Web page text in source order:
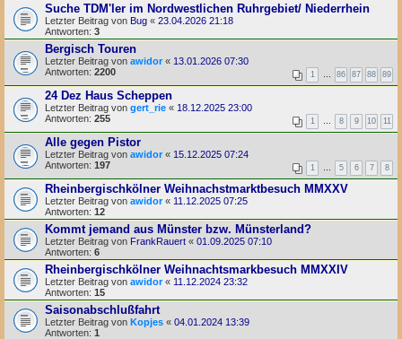
Suche TDM'ler im Nordwestlichen Ruhrgebiet/ Niederrhein
Letzter Beitrag von Bug « 23.04.2026 21:18
Antworten: 3
Bergisch Touren
Letzter Beitrag von awidor « 13.01.2026 07:30
Antworten: 2200 1 86 87 88 89
24 Dez Haus Scheppen
Letzter Beitrag von gert_rie « 18.12.2025 23:00
Antworten: 255 1 8 9 10 11
Alle gegen Pistor
Letzter Beitrag von awidor « 15.12.2025 07:24
Antworten: 197 1 5 6 7 8
Rheinbergischkölner Weihnachstmarktbesuch MMXXV
Letzter Beitrag von awidor« 11.12.2025 07:25
Antworten: 12
Kommt jemand aus Münster bzw. Münsterland?
Letzter Beitrag von FrankRauert « 01.09.2025 07:10
Antworten: 6
Rheinbergischkölner Weihnachtsmarkbesuch MMXXIV
Letzter Beitrag von awidor« 11.12.2024 23:32
Antworten: 15
Saisonabschlußfahrt
Letzter Beitrag von Kopjes « 04.01.2024 13:39
Antworten: 1